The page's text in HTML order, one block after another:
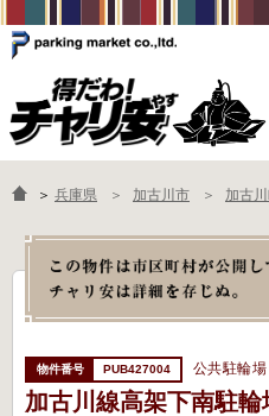
物件一覧
よくあるご質問
＞ 兵庫県 加古川市 加古
PUB427004 公共駐輪場
加古川線高架下南駐輪